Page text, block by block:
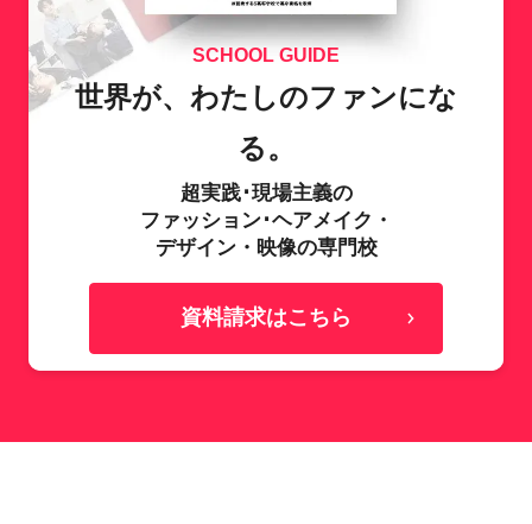
SCHOOL GUIDE
世界が、わたしのファンにな
る。
超実践･現場主義の
ファッション･ヘアメイク・
デザイン・映像の専門校
資料請求はこちら